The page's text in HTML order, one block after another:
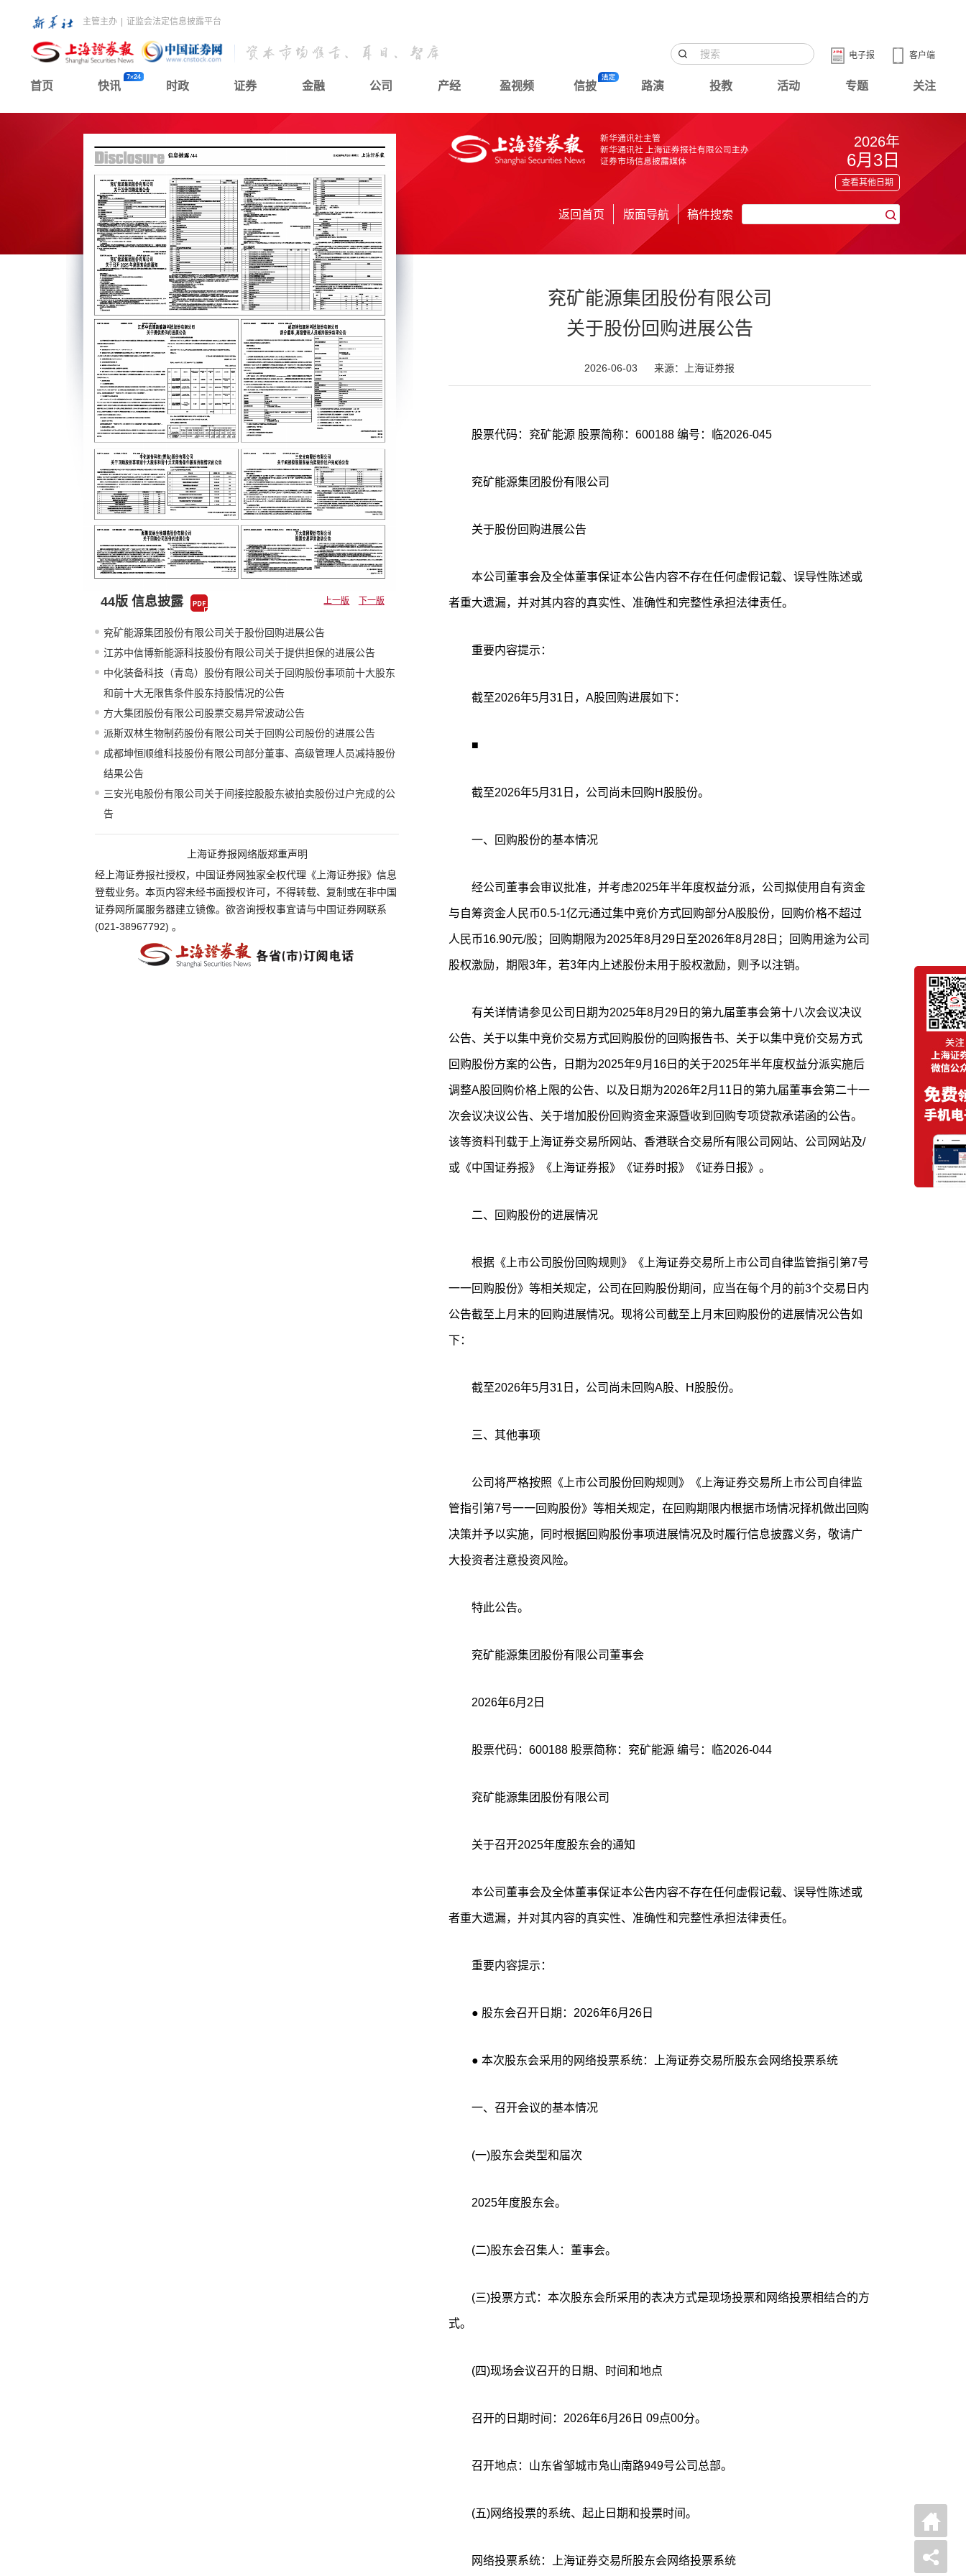
主管主办 证监会法定信息披露平台
客户端
电子报
首页 快讯 时政 证券 金融 公司 产经 盈视频 信披 路演 投教 活动 专题 关注
44版 信息披露 上一版 下一版
兖矿能源集团股份有限公司关于股份回购进展公告
江苏中信博新能源科技股份有限公司关于提供担保的进展公告
中化装备科技（青岛）股份有限公司关于回购股份事项前十大股东
和前十大无限售条件股东持股情况的公告
方大集团股份有限公司股票交易异常波动公告
派斯双林生物制药股份有限公司关于回购公司股份的进展公告
成都坤恒顺维科技股份有限公司部分董事、高级管理人员减持股份
结果公告
三安光电股份有限公司关于间接控股股东被拍卖股份过户完成的公
告
上海证券报网络版郑重声明
经上海证券报社授权，中国证券网独家全权代理《上海证券报》信息
登载业务。本页内容未经书面授权许可，不得转载、复制或在非中国
证券网所属服务器建立镜像。欲咨询授权事宜请与中国证券网联系
(021-38967792) 。
2026年
6月3日
查看其他日期
返回首页 版面导航 稿件搜索
兖矿能源集团股份有限公司
关于股份回购进展公告
2026-06-03 来源：上海证券报
股票代码：兖矿能源 股票简称：600188 编号：临2026-045
兖矿能源集团股份有限公司
关于股份回购进展公告
本公司董事会及全体董事保证本公告内容不存在任何虚假记载、误导性陈述或
者重大遗漏，并对其内容的真实性、准确性和完整性承担法律责任。
重要内容提示：
截至2026年5月31日，A股回购进展如下：
■
截至2026年5月31日，公司尚未回购H股股份。
一、回购股份的基本情况
经公司董事会审议批准，并考虑2025年半年度权益分派，公司拟使用自有资金
与自筹资金人民币0.5-1亿元通过集中竞价方式回购部分A股股份，回购价格不超过
人民币16.90元/股；回购期限为2025年8月29日至2026年8月28日；回购用途为公司
股权激励，期限3年，若3年内上述股份未用于股权激励，则予以注销。
有关详情请参见公司日期为2025年8月29日的第九届董事会第十八次会议决议
公告、关于以集中竞价交易方式回购股份的回购报告书、关于以集中竞价交易方式
回购股份方案的公告，日期为2025年9月16日的关于2025年半年度权益分派实施后
调整A股回购价格上限的公告、以及日期为2026年2月11日的第九届董事会第二十一
次会议决议公告、关于增加股份回购资金来源暨收到回购专项贷款承诺函的公告。
该等资料刊载于上海证券交易所网站、香港联合交易所有限公司网站、公司网站及/
或《中国证券报》《上海证券报》《证券时报》《证券日报》。
二、回购股份的进展情况
根据《上市公司股份回购规则》《上海证券交易所上市公司自律监管指引第7号
一一回购股份》等相关规定，公司在回购股份期间，应当在每个月的前3个交易日内
公告截至上月末的回购进展情况。现将公司截至上月末回购股份的进展情况公告如
下：
截至2026年5月31日，公司尚未回购A股、H股股份。
三、其他事项
公司将严格按照《上市公司股份回购规则》《上海证券交易所上市公司自律监
管指引第7号一一回购股份》等相关规定，在回购期限内根据市场情况择机做出回购
决策并予以实施，同时根据回购股份事项进展情况及时履行信息披露义务，敬请广
大投资者注意投资风险。
特此公告。
兖矿能源集团股份有限公司董事会
2026年6月2日
股票代码：600188 股票简称：兖矿能源 编号：临2026-044
兖矿能源集团股份有限公司
关于召开2025年度股东会的通知
本公司董事会及全体董事保证本公告内容不存在任何虚假记载、误导性陈述或
者重大遗漏，并对其内容的真实性、准确性和完整性承担法律责任。
重要内容提示：
● 股东会召开日期：2026年6月26日
● 本次股东会采用的网络投票系统：上海证券交易所股东会网络投票系统
一、召开会议的基本情况
(一)股东会类型和届次
2025年度股东会。
(二)股东会召集人：董事会。
(三)投票方式：本次股东会所采用的表决方式是现场投票和网络投票相结合的方
式。
(四)现场会议召开的日期、时间和地点
召开的日期时间：2026年6月26日 09点00分。
召开地点：山东省邹城市凫山南路949号公司总部。
(五)网络投票的系统、起止日期和投票时间。
网络投票系统：上海证券交易所股东会网络投票系统